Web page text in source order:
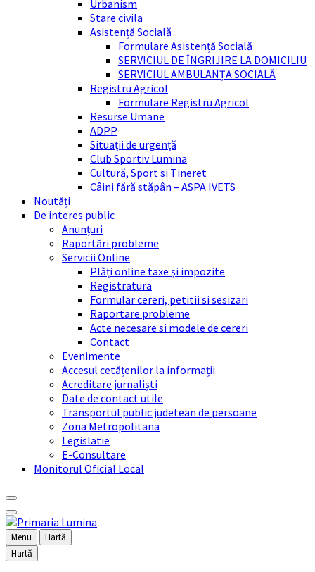
Urbanism
Stare civila
Asistență Socială
Formulare Asistență Socială
SERVICIUL DE ÎNGRIJIRE LA DOMICILIU
SERVICIUL AMBULANȚA SOCIALĂ
Registru Agricol
Formulare Registru Agricol
Resurse Umane
ADPP
Situații de urgență
Club Sportiv Lumina
Cultură, Sport si Tineret
Câini fără stăpân – ASPA IVETS
Noutăți
De interes public
Anunțuri
Raportări probleme
Servicii Online
Plăți online taxe și impozite
Registratura
Formular cereri, petitii si sesizari
Raportare probleme
Acte necesare si modele de cereri
Contact
Evenimente
Accesul cetățenilor la informații
Acreditare jurnaliști
Date de contact utile
Transportul public judetean de persoane
Zona Metropolitana
Legislatie
E-Consultare
Monitorul Oficial Local
Menu
Hartă
Hartă